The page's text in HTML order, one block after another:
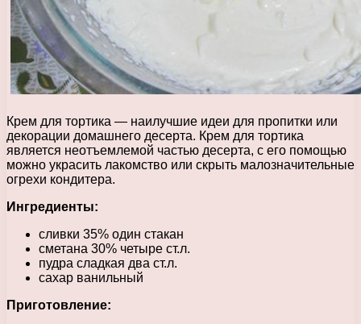
Крем для тортика — наилучшие идеи для пропитки или
декорации домашнего десерта. Крем для тортика
является неотъемлемой частью десерта, с его помощью
можно украсить лакомство или скрыть малозначительные
огрехи кондитера.
Ингредиенты:
сливки 35% один стакан
сметана 30% четыре ст.л.
пудра сладкая два ст.л.
сахар ванильный
Приготовление: